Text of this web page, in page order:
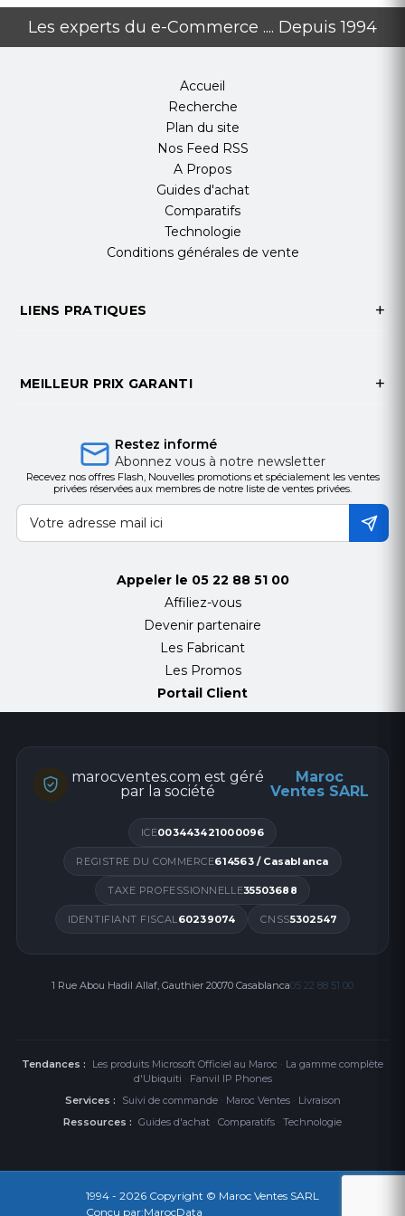
Konica Minolta Bizhub Press C 3070 L
Caractéristiques Techniques
Type de produit : Toner
Marque du fabricant : Konica Minolta
Type de toner : Original
Couleur : Magenta
Rendement : 68 000 pages A4 à 5 % de
Les experts du e-Commerce .... Depuis 1994
Accueil
Recherche
Plan du site
Nos Feed RSS
A Propos
Guides d'achat
Comparatifs
Technologie
Conditions générales de vente
LIENS PRATIQUES
MEILLEUR PRIX GARANTI
Restez informé
Abonnez vous à notre newsletter
Recevez nos offres Flash, Nouvelles promotions et spécialement les ventes
privées réservées aux membres de notre liste de ventes privées.
Appeler le 05 22 88 51 00
Affiliez-vous
Devenir partenaire
Les Fabricant
Les Promos
Portail Client
marocventes.com est géré
par la société
Maroc
Ventes SARL
ICE003443421000096
REGISTRE DU COMMERCE614563 / Casablanca
TAXE PROFESSIONNELLE35503688
IDENTIFIANT FISCAL60239074 CNSS5302547
1 Rue Abou Hadil Allaf, Gauthier 20070 Casablanca05 22 88 51 00
Tendances : Les produits Microsoft Officiel au Maroc · La gamme complète
d'Ubiquiti · Fanvil IP Phones
Services :
Suivi de commande· Maroc Ventes· Livraison
Ressources : Guides d'achat · Comparatifs · Technologie
1994 - 2026 Copyright © Maroc Ventes SARL
Conçu par:MarocData